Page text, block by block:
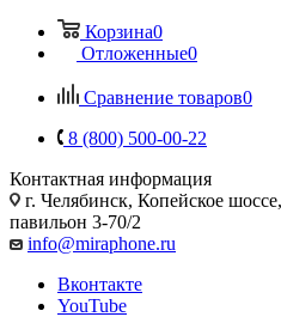
Корзина0
Отложенные0
Сравнение товаров0
8 (800) 500-00-22
Контактная информация
г. Челябинск, Копейское
павильон 3-70/2
info@miraphone.ru
Вконтакте
YouTube